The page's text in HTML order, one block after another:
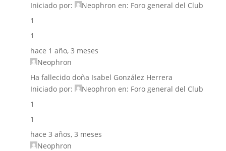
Iniciado por:
Neophron en: Foro general del Club
1
1
hace 1 año, 3 meses
Neophron
Ha fallecido doña Isabel González Herrera
Iniciado por:
Neophron en: Foro general del Club
1
1
hace 3 años, 3 meses
Neophron